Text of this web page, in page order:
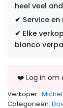
heel veel
✔ Service
✔ Elke
blanco
Verkoper:
Categorieën: